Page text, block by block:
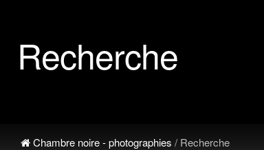
Recherche
Chambre noire - photographies / Recherche